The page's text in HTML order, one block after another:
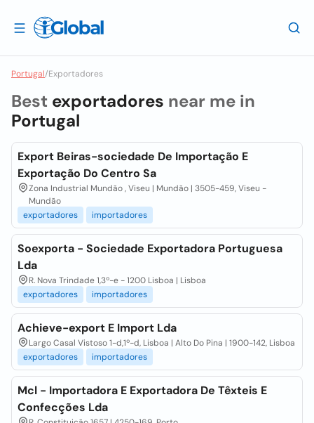
Portugal/Exportadores
Best exportadores near me in
Portugal
Export Beiras-sociedade De Importação E
Exportação Do Centro Sa
Zona Industrial Mundão , Viseu | Mundão | 3505-459, Viseu -
Mundão
exportadores
importadores
Soexporta - Sociedade Exportadora Portuguesa
Lda
R. Nova Trindade 1,3º-e - 1200 Lisboa | Lisboa
exportadores
importadores
Achieve-export E Import Lda
Largo Casal Vistoso 1-d,1º-d, Lisboa | Alto Do Pina | 1900-142, Lisboa
exportadores
importadores
Mcl - Importadora E Exportadora De Têxteis E
Confecções Lda